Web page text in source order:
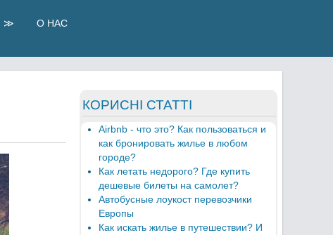
О НАС
КОРИСНІ СТАТТІ
Airbnb - что это? Как пользоваться и
как бронировать жилье в любом
городе?
Как летать недорого? Где купить
дешевые билеты на самолет?
Автобусные лоукост перевозчики
Европы
Как искать жилье в путешествии? И